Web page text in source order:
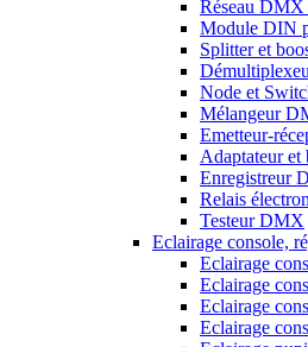
Réseau DMX
Module DIN
Splitter et
Node et
Mélangeur
Emetteur-
Adaptateur
Enregistreur
Relais
Testeur DMX
Eclairage console,
Eclairage
Eclairage
Eclairage
Eclairage